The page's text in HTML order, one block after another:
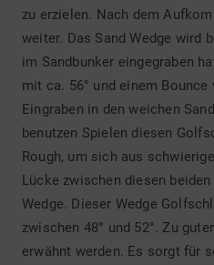
zu erzielen. Nach dem
weiter. Das Sand Wedge wird
im Sandbunker eingegraben
mit ca. 56° und einem Bounce
Eingraben in den weichen
benutzen Spielen diesen
Rough, um sich aus
Lücke zwischen diesen
Wedge. Dieser Wedge
zwischen 48° und 52°. Zu
erwähnt werden. Es sorgt für